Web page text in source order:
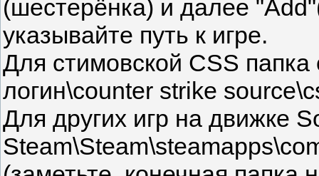
(шестерёнка) и далее
указывайте путь к игре.
Для стимовской CSS
логин\counter strike
Для других игр на движке